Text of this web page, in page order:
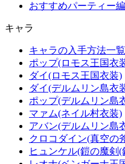
おすすめパーティー
キャラ
キャラの入手方法一覧
ポップ(ロモス王国衣
ダイ(ロモス王国衣装)
ダイ(デルムリン島衣
ポップ(デルムリン島
マァム(ネイル村衣装)
アバン(デルムリン島
クロコダイン(真空の
ヒュンケル(鎧の魔剣(